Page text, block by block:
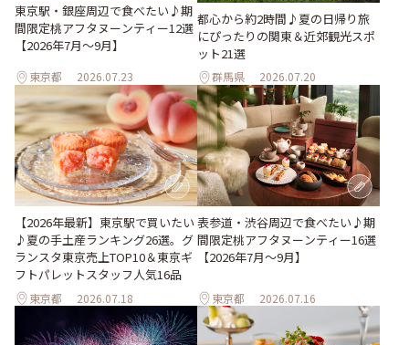
東京駅・銀座周辺で食べたい♪期
間限定桃アフタヌーンティー12選
【2026年7月～9月】
東京都 2026.07.23
都心から約2時間♪夏の日帰り旅
にぴったりの関東＆近郊観光スポ
ット21選
群馬県 2026.07.20
【2026年最新】東京駅で買いたい
♪夏の手土産ランキング26選。グ
ランスタ東京売上TOP10＆東京ギ
フトパレットスタッフ人気16品
東京都 2026.07.18
表参道・渋谷周辺で食べたい♪期
間限定桃アフタヌーンティー16選
【2026年7月～9月】
東京都 2026.07.16